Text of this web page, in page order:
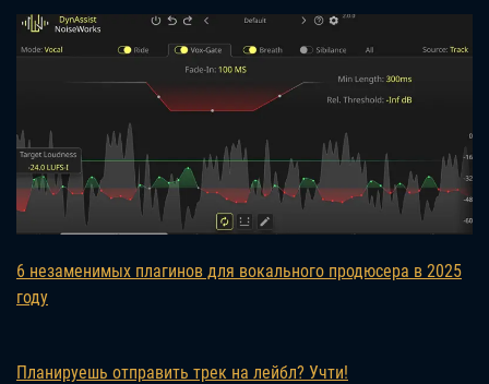
6 незаменимых плагинов для вокального продюсера в 2025
году
Планируешь отправить трек на лейбл? Учти!